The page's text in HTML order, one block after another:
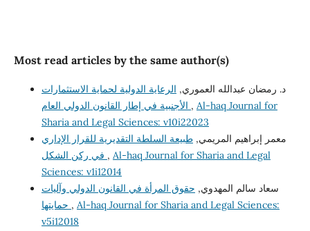
Most read articles by the same author(s)
د. رمضان عبدالله العموري, الرعاية الدولية لحماية الاستثمارات
, Al-haq Journal for
Sharia and Legal Sciences: v10i22023
معمر إبراهيم المريمي,طبيعة السلطة التقديرية للقرار الإداري
, Al-haq Journal for Sharia and Legal
Sciences: v1i12014
سعاد سالم المهدوي, حقوق المرأة في القانون الدولي وآليات
, Al-haq Journal for Sharia and Legal Sciences:
v5i12018